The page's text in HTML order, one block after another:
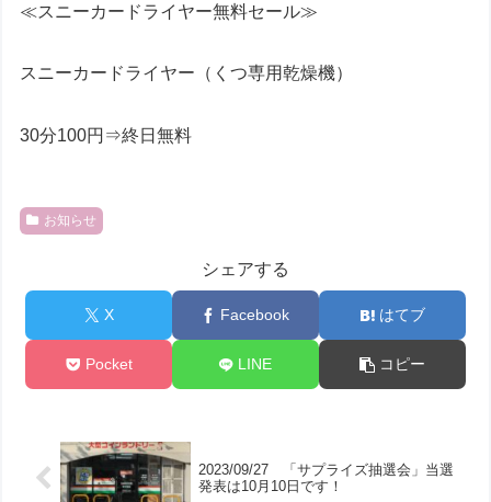
≪スニーカードライヤー無料セール≫
スニーカードライヤー（くつ専用乾燥機）
30分100円⇒終日無料
お知らせ
シェアする
X Facebook はてブ
Pocket LINE コピー
2023/09/27 「サプライズ抽選会」当選
発表は10月10日です！